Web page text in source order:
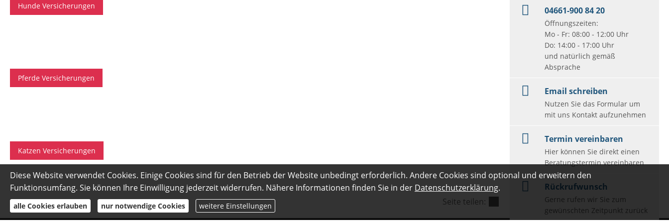
04661-900 84 20
Öffnungszeiten:
Mo - Fr: 08:00 - 12:00 Uhr
Do: 14:00 - 17:00 Uhr
und natürlich gemäß
Absprache
Email schreiben
Nutzen Sie das Formular um
mit uns Kontakt aufzunehmen
Termin vereinbaren
Hier können Sie direkt einen
Beratungstermin vereinbaren
Rückrufwunsch
Gerne rufen wir Sie zum
gewünschten Zeitpunkt zurück
Hunde Versicherungen
Pferde Versicherungen
Katzen Versicherungen
Seite teilen:
Diese Website verwendet Cookies. Einige Cookies sind für den Betrieb der Website unbedingt erforderlich. Andere Cookies sind optional und erweitern den
Funktionsumfang. Sie können Ihre Einwilligung jederzeit widerrufen. Nähere Informationen finden Sie in der Datenschutzerklärung.
alle Cookies erlauben nur notwendige Cookies weitere Einstellungen